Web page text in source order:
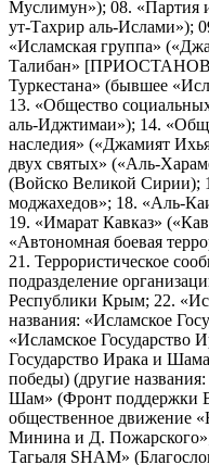
Муслимун»); 08. «Партия
ут-Тахрир аль-Ислами»);
«Исламская группа»
Талибан»
Туркестана» (бывшее
13. «Общество
аль-Иджтимаи»); 14.
наследия» («Джамият
двух святых» («Аль-
(Войско Великой Сирии);
моджахедов»; 18. «Аль-
19. «Имарат Кавказ»
«Автономная боевая
21. Террористическое
подразделение
Республики Крым; 22.
названия: «Исламское
«Исламское Государство
Государство Ирака и
победы) (другие
Шам» (Фронт поддержки
общественное движение
Минина и Д.
Тагьаля SHAM»